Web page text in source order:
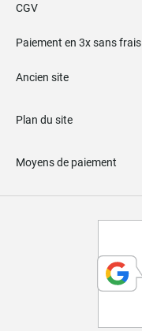
CGV
Paiement en 3x sans frais
Ancien site
Plan du site
Moyens de paiement